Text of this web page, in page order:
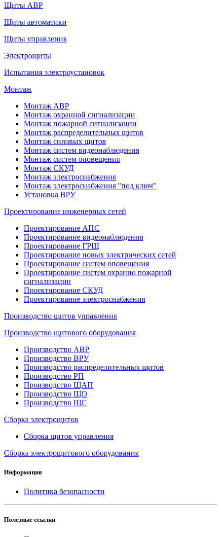
Щиты АВР
Щиты автоматики
Щиты управления
Электрощиты
Испытания электроустановок
Монтаж
Монтаж АВР
Монтаж охранной сигнализации
Монтаж пожарной сигнализации
Монтаж распределительных щитов
Монтаж силовых щитов
Монтаж систем видеонаблюдения
Монтаж систем оповещения
Монтаж СКУД
Монтаж электроснабжения
Монтаж электроснабжения "под ключ"
Установка ВРУ
Проектирование инженерных сетей
Проектирование АПС
Проектирование видеонаблюдения
Проектирование ГРЩ
Проектирование новых электрических сетей
Проектирование систем оповещения
Проектирование систем охранно пожарной
сигнализации
Проектирование СКУД
Проектирование электроснабжения
Производство щитов управления
Производство щитового оборудования
Производство АВР
Производство ВРУ
Производство распределительных щитов
Производство РП
Производство ЩАП
Производство ЩО
Производство ЩС
Сборка электрощитов
Сборка щитов управления
Сборка электрощитового оборудования
Информация
Политика безопасности
Полезные ссылки